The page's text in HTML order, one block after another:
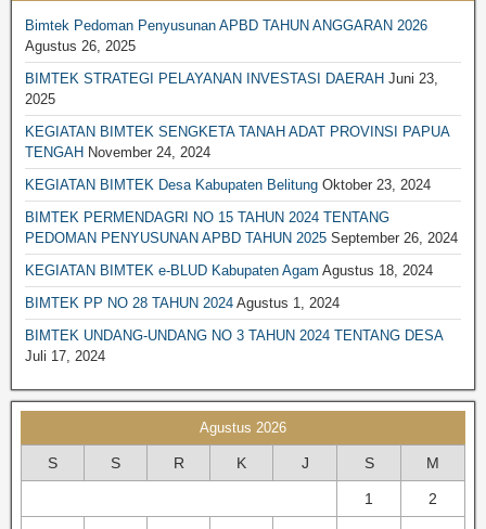
BIMTEK DESA-DESA
BIMTEK PENGELOLAAN SAMPAH
BIMTEK PENGELOLAAN KEAUANGAN
BIMTEK PERPAJAKAN
BIMTEK PERTANAHAN
BIMTEK LEGAL DRAFTING
BIMTEK RKPD
BIMTEK RPJPD RPJMD
BIMTEK SATPOL PP
BIMTEK DPRD|SET. DPRD
BIMTEK SOP
BIMTEK KEPENDUDUKAN & CATATAN SIPIL
BIMTEK TATA RUANG
Bimtek Pedoman Penyusunan APBD TAHUN ANGGARAN 2026
Agustus 26, 2025
BIMTEK STRATEGI PELAYANAN INVESTASI DAERAH Juni 23,
2025
KEGIATAN BIMTEK SENGKETA TANAH ADAT PROVINSI PAPUA
TENGAH November 24, 2024
KEGIATAN BIMTEK Desa Kabupaten Belitung Oktober 23, 2024
BIMTEK PERMENDAGRI NO 15 TAHUN 2024 TENTANG
PEDOMAN PENYUSUNAN APBD TAHUN 2025 September 26, 2024
KEGIATAN BIMTEK e-BLUD Kabupaten Agam Agustus 18, 2024
BIMTEK PP NO 28 TAHUN 2024 Agustus 1, 2024
BIMTEK UNDANG-UNDANG NO 3 TAHUN 2024 TENTANG DESA
Juli 17, 2024
Agustus 2026
S S R K J S M
1 2